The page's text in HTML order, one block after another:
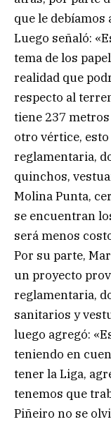
que le debíamos
Luego señaló:
tema de los
realidad que
respecto al
tiene 237 metros
otro vértice,
reglamentaria,
quinchos,
Molina Punta,
se encuentran
será menos
Por su parte,
un proyecto
reglamentaria,
sanitarios y
luego agregó:
teniendo en
tener la Liga,
tenemos que
Piñeiro no se